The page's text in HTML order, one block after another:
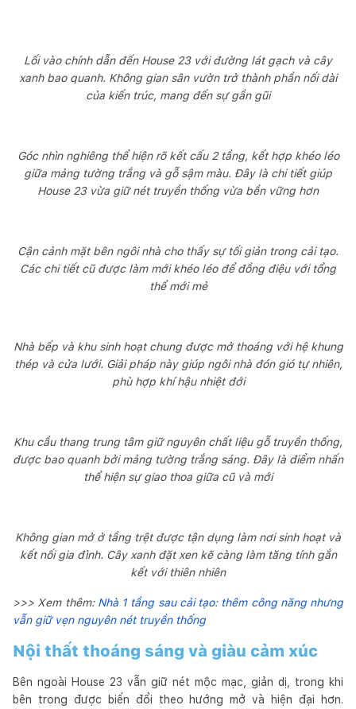
Lối vào chính dẫn đến House 23 với đường lát gạch và cây
xanh bao quanh. Không gian sân vườn trở thành phần nối dài
của kiến trúc, mang đến sự gần gũi
Góc nhìn nghiêng thể hiện rõ kết cấu 2 tầng, kết hợp khéo léo
giữa mảng tường trắng và gỗ sậm màu. Đây là chi tiết giúp
House 23 vừa giữ nét truyền thống vừa bền vững hơn
Cận cảnh mặt bên ngôi nhà cho thấy sự tối giản trong cải tạo.
Các chi tiết cũ được làm mới khéo léo để đồng điệu với tổng
thể mới mẻ
Nhà bếp và khu sinh hoạt chung được mở thoáng với hệ khung
thép và cửa lưới. Giải pháp này giúp ngôi nhà đón gió tự nhiên,
phù hợp khí hậu nhiệt đới
Khu cầu thang trung tâm giữ nguyên chất liệu gỗ truyền thống,
được bao quanh bởi mảng tường trắng sáng. Đây là điểm nhấn
thể hiện sự giao thoa giữa cũ và mới
Không gian mở ở tầng trệt được tận dụng làm nơi sinh hoạt và
kết nối gia đình. Cây xanh đặt xen kẽ càng làm tăng tính gắn
kết với thiên nhiên
>>> Xem thêm: Nhà 1 tầng sau cải tạo: thêm công năng nhưng
vẫn giữ vẹn nguyên nét truyền thống
Nội thất thoáng sáng và giàu cảm xúc
Bên ngoài House 23 vẫn giữ nét mộc mạc, giản dị, trong khi
bên trong được biến đổi theo hướng mở và hiện đại hơn.